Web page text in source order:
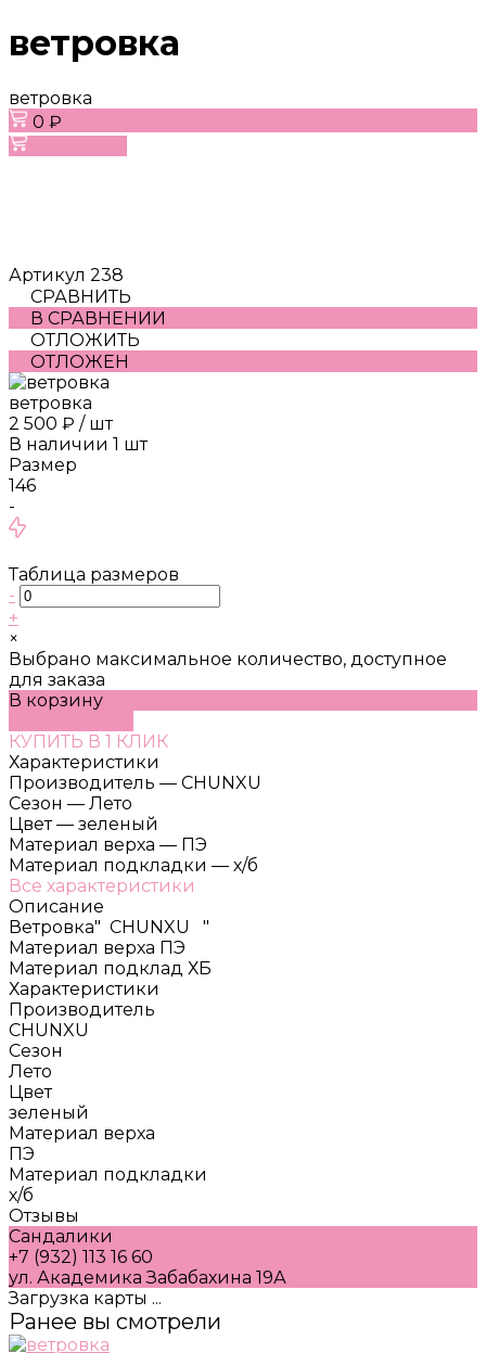
ветровка
ветровка
0 ₽
Артикул 238
СРАВНИТЬ
В СРАВНЕНИИ
ОТЛОЖИТЬ
ОТЛОЖЕН
ветровка
2 500 ₽ / шт
В наличии 1 шт
Размер
146
-
Таблица размеров
-
+
×
Выбрано максимальное количество, доступное
для заказа
В корзину
КУПИТЬ В 1 КЛИК
Характеристики
Производитель — CHUNXU
Сезон — Лето
Цвет — зеленый
Материал верха — ПЭ
Материал подкладки — х/б
Все характеристики
Описание
Ветровка" CHUNXU "
Материал верха ПЭ
Материал подклад ХБ
Характеристики
Производитель
CHUNXU
Сезон
Лето
Цвет
зеленый
Материал верха
ПЭ
Материал подкладки
х/б
Отзывы
Сандалики
+7 (932) 113 16 60
ул. Академика Забабахина 19А
Загрузка карты ...
Ранее вы смотрели